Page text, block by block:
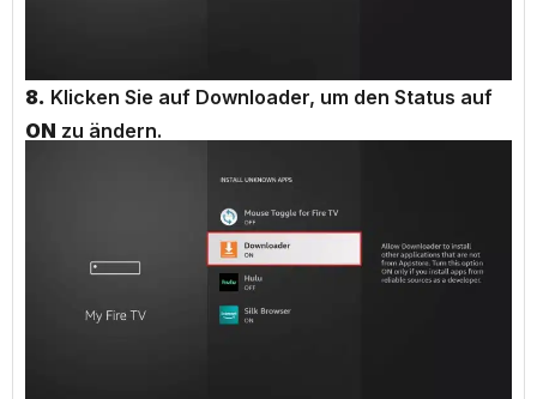
8. Klicken Sie auf Downloader, um den Status auf
ON zu ändern.